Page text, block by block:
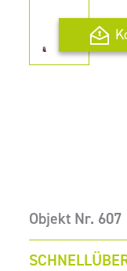
Objekt Nr. 607